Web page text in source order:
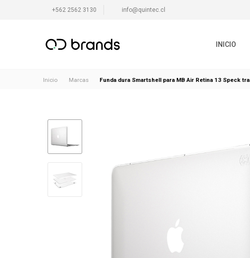
+562 2562 3130 info@quintec.cl
INICIO
Inicio Marcas Funda dura Smartshell para MB Air Retina 13 Speck